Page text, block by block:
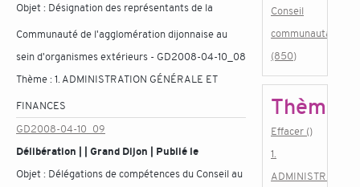
Objet : Désignation des représentants de la
Communauté de l'agglomération dijonnaise au
sein d'organismes extérieurs - GD2008-04-10_08
Thème :1. ADMINISTRATION GÉNÉRALE ET
FINANCES
GD2008-04-10_09
Délibération | | Grand Dijon | Publié le
Objet : Délégations de compétences du Conseil au
Conseil
communautaire
(850)
Thème
Effacer ()
1.
ADMINISTRATION